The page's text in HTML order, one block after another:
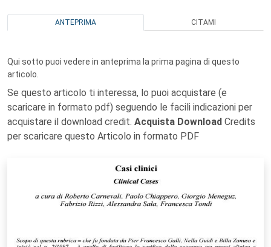
ANTEPRIMA CITAMI
Qui sotto puoi vedere in anteprima la prima pagina di questo
articolo.
Se questo articolo ti interessa, lo puoi acquistare (e
scaricare in formato pdf) seguendo le facili indicazioni per
acquistare il download credit. Acquista Download Credits
per scaricare questo Articolo in formato PDF